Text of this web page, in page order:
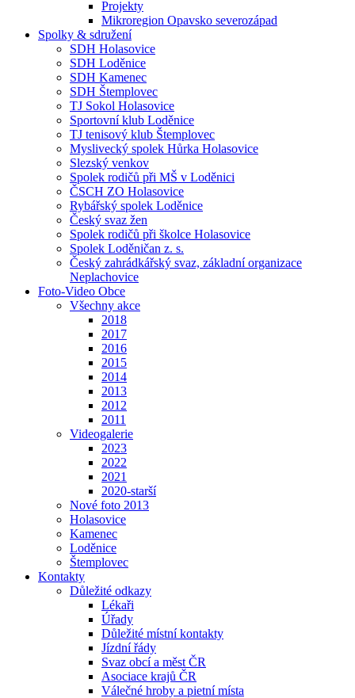
Projekty
Mikroregion Opavsko severozápad
Spolky & sdružení
SDH Holasovice
SDH Loděnice
SDH Kamenec
SDH Štemplovec
TJ Sokol Holasovice
Sportovní klub Loděnice
TJ tenisový klub Štemplovec
Myslivecký spolek Hůrka Holasovice
Slezský venkov
Spolek rodičů při MŠ v Loděnici
ČSCH ZO Holasovice
Rybářský spolek Loděnice
Český svaz žen
Spolek rodičů při školce Holasovice
Spolek Loděničan z. s.
Český zahrádkářský svaz, základní organizace
Neplachovice
Foto-Video Obce
Všechny akce
2018
2017
2016
2015
2014
2013
2012
2011
Videogalerie
2023
2022
2021
2020-starší
Nové foto 2013
Holasovice
Kamenec
Loděnice
Štemplovec
Kontakty
Důležité odkazy
Lékaři
Úřady
Důležité místní kontakty
Jízdní řády
Svaz obcí a měst ČR
Asociace krajů ČR
Válečné hroby a pietní místa